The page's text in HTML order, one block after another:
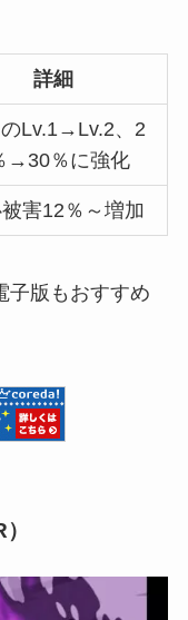
詳細
Lv.1→Lv.2、2
→30％に強化
害12％～増加
子版もおすすめ